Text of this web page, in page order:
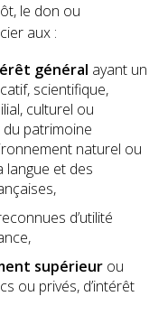
le don ou
aux :
général ayant un
scientifique,
culturel ou
patrimoine
naturel ou
langue et des
d’utilité
supérieur ou
ou privés, d’intérêt